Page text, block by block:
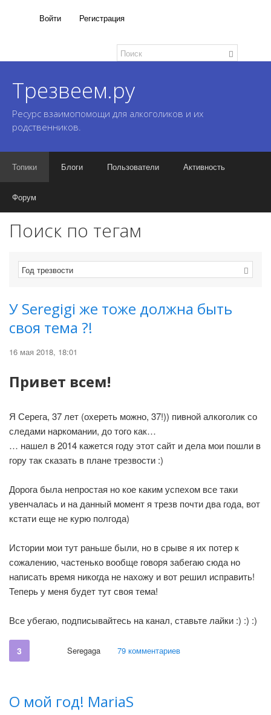
Войти Регистрация
Трезвеем.ру
Ресурс взаимопомощи для алкоголиков и их
родственников.
Топики Блоги Пользователи Активность
Форум
Поиск по тегам
У Seregigi же тоже должна быть
своя тема ?!
16 мая 2018, 18:01
Привет всем!
Я Серега, 37 лет (охереть можно, 37!)) пивной алкоголик со
следами наркомании, до того как…
… нашел в 2014 кажется году этот сайт и дела мои пошли в
гору так сказать в плане трезвости :)
Дорога была непростая но кое каким успехом все таки
увенчалась и на данный момент я трезв почти два года, вот
кстати еще не курю полгода)
Истории мои тут раньше были, но в срыве я их потер к
сожалению, частенько вообще говоря забегаю сюда но
написать время никогда не нахожу и вот решил исправить!
Теперь у меня будет тут своя тема!
Все убегаю, подписывайтесь на канал, ставьте лайки :) :) :)
3 Seregaga 79 комментариев
О мой год! MariaS